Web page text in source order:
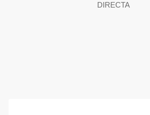
DIRECTA